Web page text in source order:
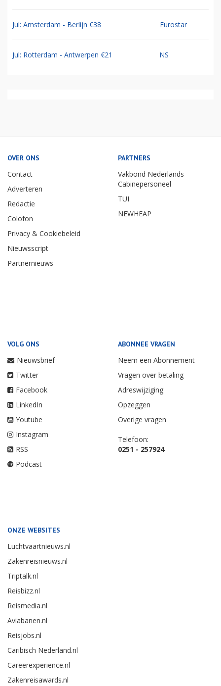
Jul: Amsterdam - Berlijn €38 Eurostar
Jul: Rotterdam - Antwerpen €21 NS
OVER ONS
Contact
Adverteren
Redactie
Colofon
Privacy & Cookiebeleid
Nieuwsscript
Partnernieuws
PARTNERS
Vakbond Nederlands
Cabinepersoneel
TUI
NEWHEAP
VOLG ONS
Nieuwsbrief
Twitter
Facebook
LinkedIn
Youtube
Instagram
RSS
Podcast
ABONNEE VRAGEN
Neem een Abonnement
Vragen over betaling
Adreswijziging
Opzeggen
Overige vragen
Telefoon:
0251 - 257924
ONZE WEBSITES
Luchtvaartnieuws.nl
Zakenreisnieuws.nl
Triptalk.nl
Reisbizz.nl
Reismedia.nl
Aviabanen.nl
Reisjobs.nl
Caribisch Nederland.nl
Careerexperience.nl
Zakenreisawards.nl